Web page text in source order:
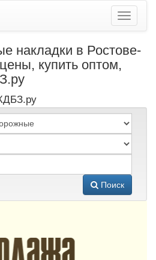
накладки в Ростове-
купить оптом,
Поиск